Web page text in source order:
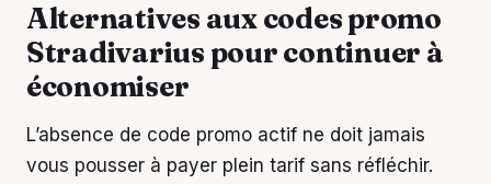
Alternatives aux codes promo
Stradivarius pour continuer à
économiser
L’absence de code promo actif ne doit jamais
vous pousser à payer plein tarif sans réfléchir.